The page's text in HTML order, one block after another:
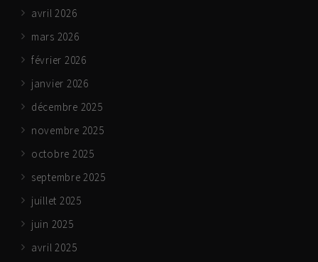
avril 2026
mars 2026
février 2026
janvier 2026
décembre 2025
novembre 2025
octobre 2025
septembre 2025
juillet 2025
juin 2025
avril 2025